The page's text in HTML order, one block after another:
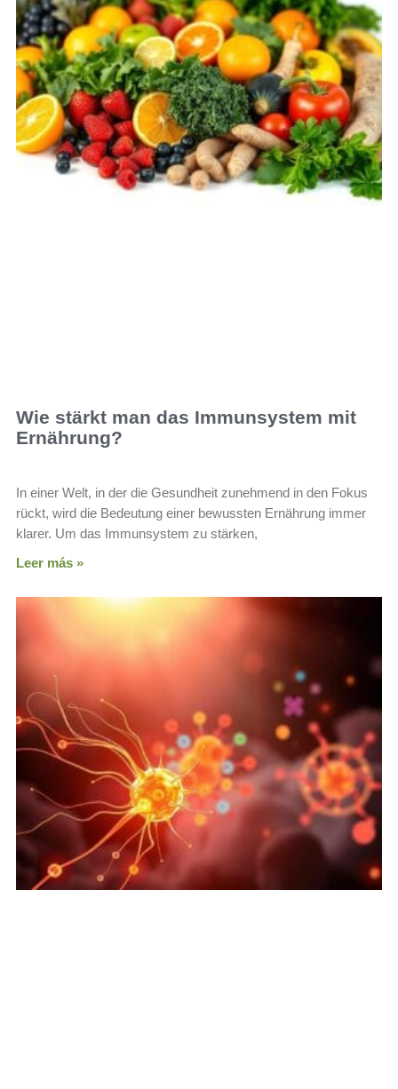
Wie stärkt man das Immunsystem mit
Ernährung?
In einer Welt, in der die Gesundheit zunehmend in den Fokus
rückt, wird die Bedeutung einer bewussten Ernährung immer
klarer. Um das Immunsystem zu stärken,
Leer más »